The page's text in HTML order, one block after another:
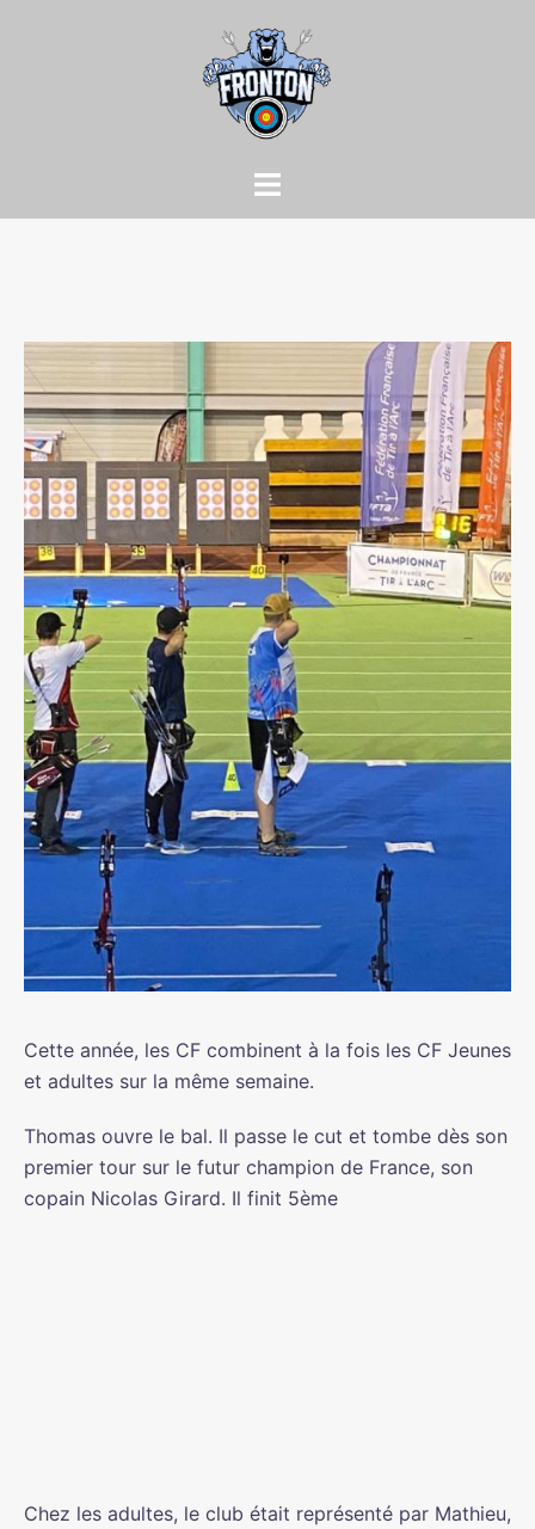
Cette année, les CF combinent à la fois les CF Jeunes
et adultes sur la même semaine.
Thomas ouvre le bal. Il passe le cut et tombe dès son
premier tour sur le futur champion de France, son
copain Nicolas Girard. Il finit 5ème
Chez les adultes, le club était représenté par Mathieu,